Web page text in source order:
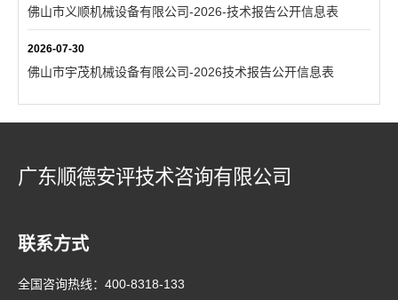
佛山市义顺机械设备有限公司-2026-技术报告公开信息表
2026-07-30
佛山市宇茂机械设备有限公司-2026技术报告公开信息表
广东顺德安评技术咨询有限公司
联系方式
全国咨询热线： 400-8318-133